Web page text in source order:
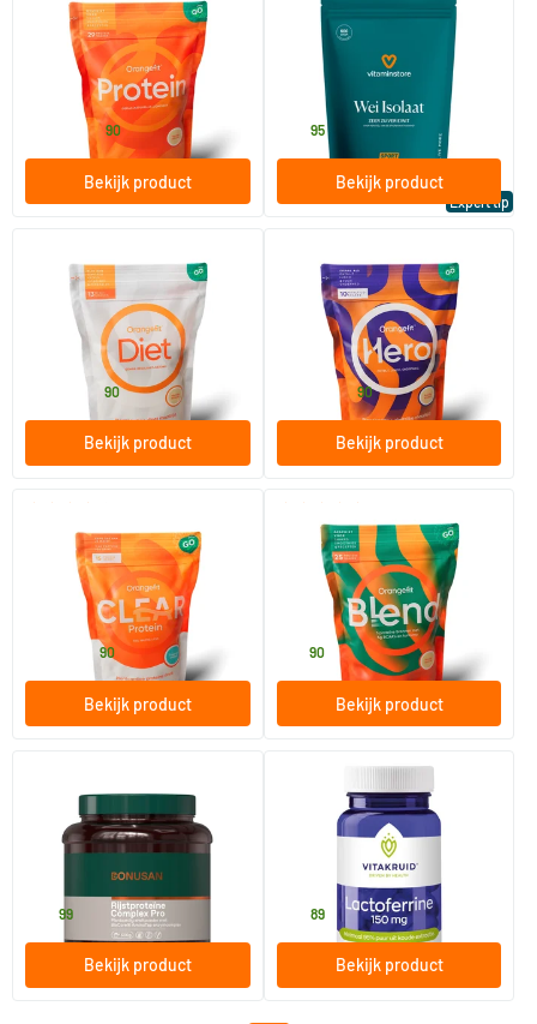
Protein
750 gram
Orangefit
34.90
Bekijk product
Expert tip
Wei Isolaat
600 gram
Vitaminstore
95
Bekijk product
850 gram
Orangefit
32 90
Bekijk product
1000 gram
Orangefit
24.90
Bekijk product
Clear Protein
240 gram
Orangefit
31 90
Bekijk product
750 gram
Orangefit
90
Bekijk product
Rijstproteine Complex pro
500 gram
99
Bekijk product
(1)
Lactoferrine 150 mg minimaal
95% Puur + C
60 Plantaardige capsules
Vitakruid
89
Bekijk product